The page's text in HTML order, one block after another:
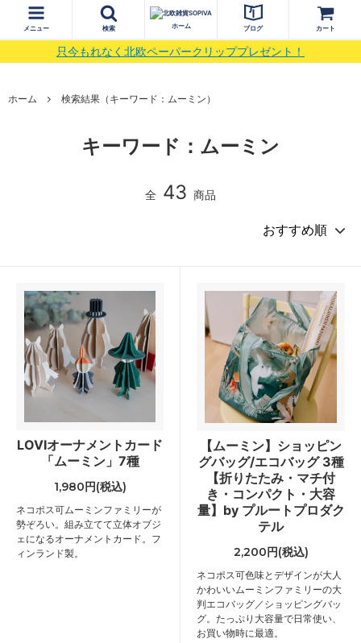
只今もれなく北欧ペーパークリッププレゼント！
メニュー 検索 ホーム ブログ カート
ホーム 検索結果（キーワード：ムーミン）
キーワード：ムーミン
全 43 商品
LOVIオーナメントカード
「ムーミン」7種
1,980円(税込)
ネコポス可ムーミンファミリーが
勢ぞろい。組み立てて立体オブジ
ェになるオーナメントカード。フ
ィンランド製。
【ムーミン】ショッピン
グバッグ/エコバッグ 3種
【折りたたみ・マチ付
き・コンパクト・大容
量】by プルートプロダク
テル
2,200円(税込)
ネコポス可色味とデザインが大人
かわいいムーミンファミリーの大
判エコバッグ／ショッピングバッ
グ。たっぷり大容量で日常使い、
お買い物時に最適。